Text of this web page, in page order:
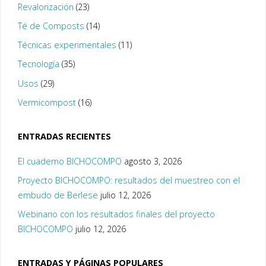
Revalorización (23)
Té de Composts (14)
Técnicas experimentales (11)
Tecnología (35)
Usos (29)
Vermicompost(16)
ENTRADAS RECIENTES
El cuaderno BICHOCOMPO agosto 3, 2026
Proyecto BICHOCOMPO: resultados del muestreo con el
embudo de Berlese julio 12, 2026
Webinario con los resultados finales del proyecto
BICHOCOMPO julio 12, 2026
ENTRADAS Y PÁGINAS POPULARES